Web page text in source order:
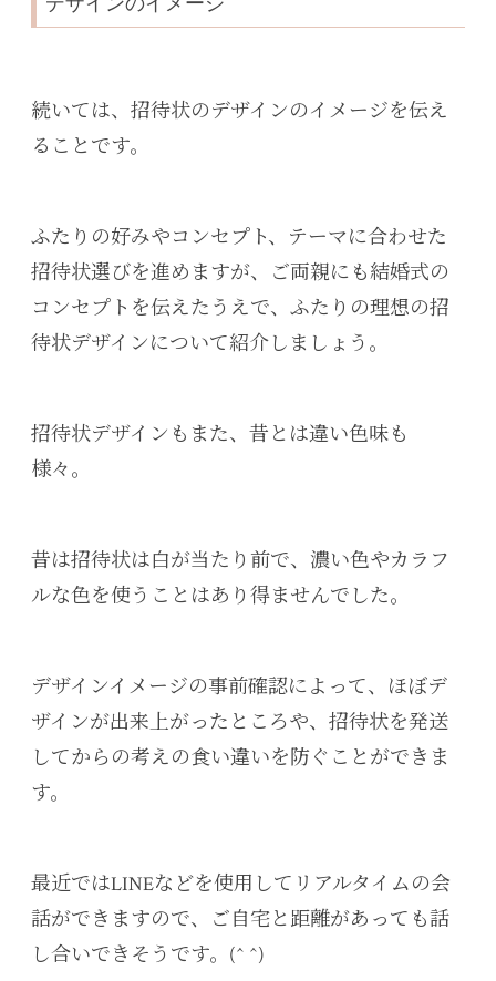
続いては、招待状のデザインのイメージを伝え
ることです。
ふたりの好みやコンセプト、テーマに合わせた
招待状選びを進めますが、ご両親にも結婚式の
コンセプトを伝えたうえで、ふたりの理想の招
待状デザインについて紹介しましょう。
招待状デザインもまた、昔とは違い色味も
様々。
昔は招待状は白が当たり前で、濃い色やカラフ
ルな色を使うことはあり得ませんでした。
デザインイメージの事前確認によって、ほぼデ
ザインが出来上がったところや、招待状を発送
してからの考えの食い違いを防ぐことができま
す。
最近ではLINEなどを使用してリアルタイムの会
話ができますので、ご自宅と距離があっても話
し合いできそうです。(^ ^)